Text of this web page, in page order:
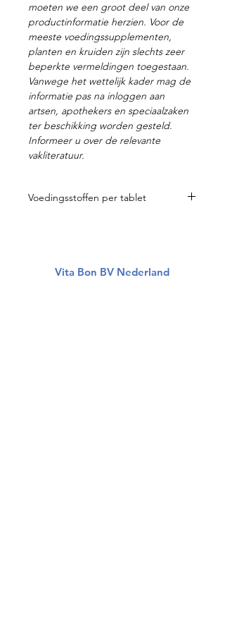
moeten we een groot deel van onze
productinformatie herzien. Voor de
meeste voedingssupplementen,
planten en kruiden zijn slechts zeer
beperkte vermeldingen toegestaan.
Vanwege het wettelijk kader mag de
informatie pas na inloggen aan
artsen, apothekers en speciaalzaken
ter beschikking worden gesteld.
Informeer u over de relevante
vakliteratuur.
Voedingsstoffen per tablet
Vlierbessenextract 150 mg
Vita Bon BV Nederland